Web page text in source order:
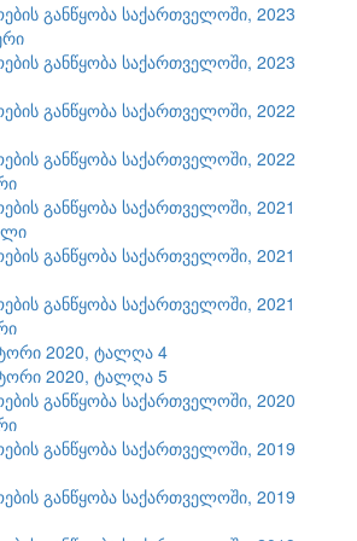
განწყობა საქართველოში, 2023
განწყობა საქართველოში, 2023
განწყობა საქართველოში, 2022
განწყობა საქართველოში, 2022
განწყობა საქართველოში, 2021
განწყობა საქართველოში, 2021
განწყობა საქართველოში, 2021
2020, ტალღა 4
2020, ტალღა 5
განწყობა საქართველოში, 2020
განწყობა საქართველოში, 2019
განწყობა საქართველოში, 2019